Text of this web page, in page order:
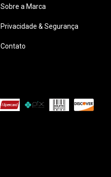
Sobre a Marca
Privacidade & Segurança
Contato